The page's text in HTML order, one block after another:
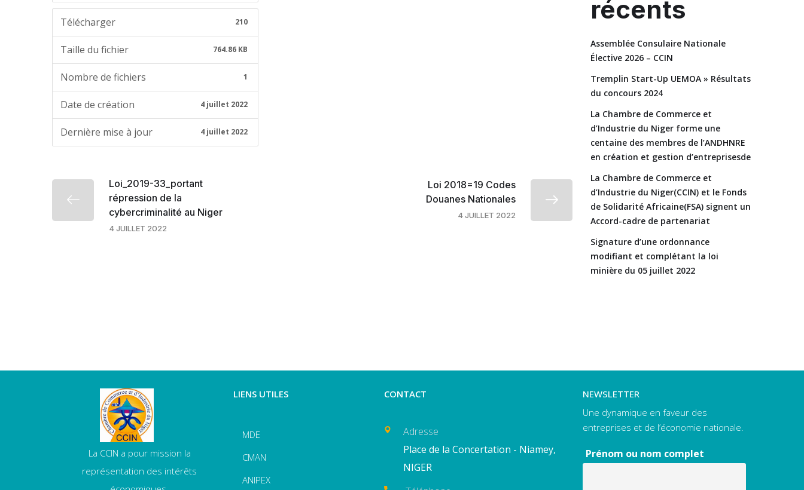
Télécharger 210
Taille du fichier 764.86 KB
Nombre de fichiers 1
Date de création 4 juillet 2022
Dernière mise à jour 4 juillet 2022
Loi_2019-33_portant
répression de la
cybercriminalité au Niger
4 JUILLET 2022
Loi 2018=19 Codes
Douanes Nationales
4 JUILLET 2022
récents
Assemblée Consulaire Nationale
Élective 2026 – CCIN
Tremplin Start-Up UEMOA » Résultats
du concours 2024
La Chambre de Commerce et
d’Industrie du Niger forme une
centaine des membres de l’ANDHNRE
en création et gestion d’entreprisesde
La Chambre de Commerce et
d’Industrie du Niger(CCIN) et le Fonds
de Solidarité Africaine(FSA) signent un
Accord-cadre de partenariat
Signature d’une ordonnance
modifiant et complétant la loi
minière du 05 juillet 2022
La CCIN a pour mission la
représentation des intérêts
LIENS UTILES
MDE
CMAN
ANIPEX
CONTACT
Adresse
Place de la Concertation - Niamey,
NIGER
NEWSLETTER
Une dynamique en faveur des
entreprises et de l’économie nationale.
Prénom ou nom complet